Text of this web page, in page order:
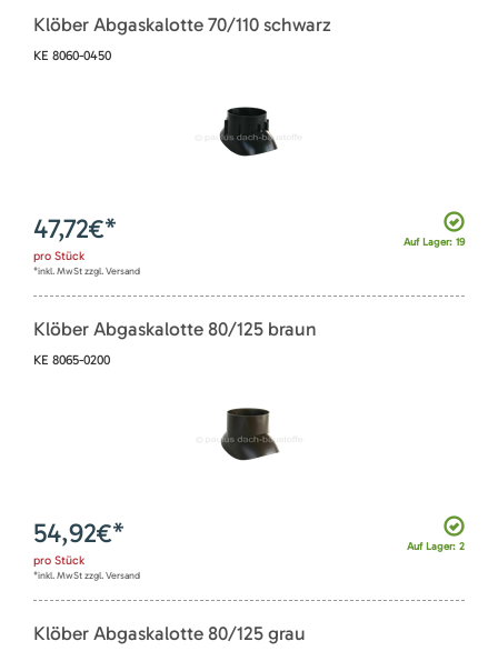
Klöber Abgaskalotte 70/110 schwarz
KE 8060-0450
Auf Lager: 19
47,72€*
pro Stück
*inkl. MwSt zzgl. Versand
Klöber Abgaskalotte 80/125 braun
KE 8065-0200
Auf Lager: 2
54,92€*
pro Stück
*inkl. MwSt zzgl. Versand
Klöber Abgaskalotte 80/125 grau